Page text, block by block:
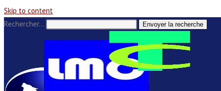
Skip to content
Rechercher…
Envoyer la recherche